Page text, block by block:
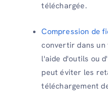
téléchargée.
Compression de
convertir dans
l'aide d'outils ou
peut éviter les
téléchargement